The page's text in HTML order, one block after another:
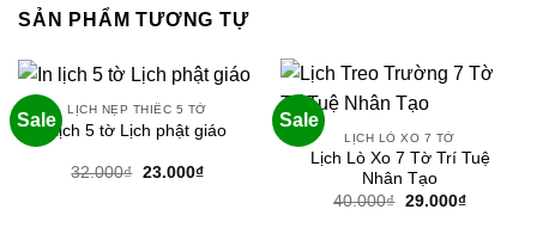
SẢN PHẨM TƯƠNG TỰ
Sale
LỊCH NẸP THIẾC 5 TỜ
Lịch 5 tờ Lịch phật giáo
32.000₫ Giá
23.000₫Giá
Sale
LỊCH LÒ XO 7 TỜ
Lịch Lò Xo 7 Tờ Trí Tuệ
Nhân Tạo
40.000₫ Giá
29.000₫Giá